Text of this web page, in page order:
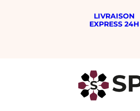
LIVRAISON
EXPRESS 24H